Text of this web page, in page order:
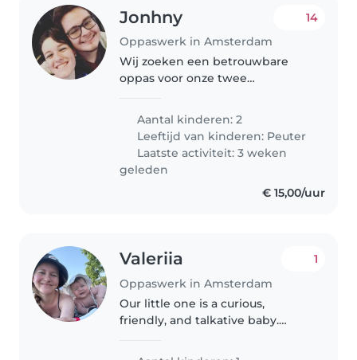
Jonhny
Oppaswerk in Amsterdam
14
Wij zoeken een betrouwbare
oppas voor onze twee
kleintjes zijn rustig van aard en
willen graag spelen en
knutselen. Thuis met ze zijn is
altijd gezellig!
Aantal kinderen: 2
Leeftijd van kinderen: Peuter
Laatste activiteit: 3 weken
geleden
€ 15,00/uur
Valeriia
Oppaswerk in Amsterdam
1
Our little one is a curious,
friendly, and talkative baby.
Babysitter or Nanny to look after